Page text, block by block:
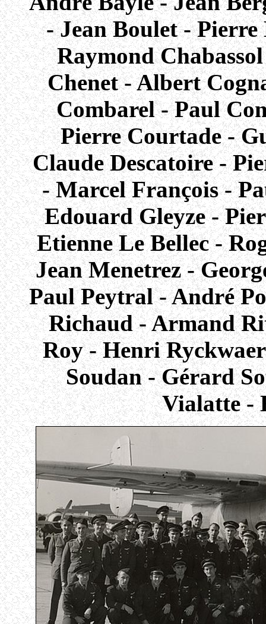
- Jean Boulet -
Raymond
Chenet - Albert
Combarel - Paul
Pierre Courtade -
Claude Descatoire -
- Marcel François -
Edouard Gleyze -
Etienne Le Bellec -
Jean Menetrez -
Paul Peytral - André
Richaud - Armand
Roy - Henri
Soudan - Gérard
Vialatte -